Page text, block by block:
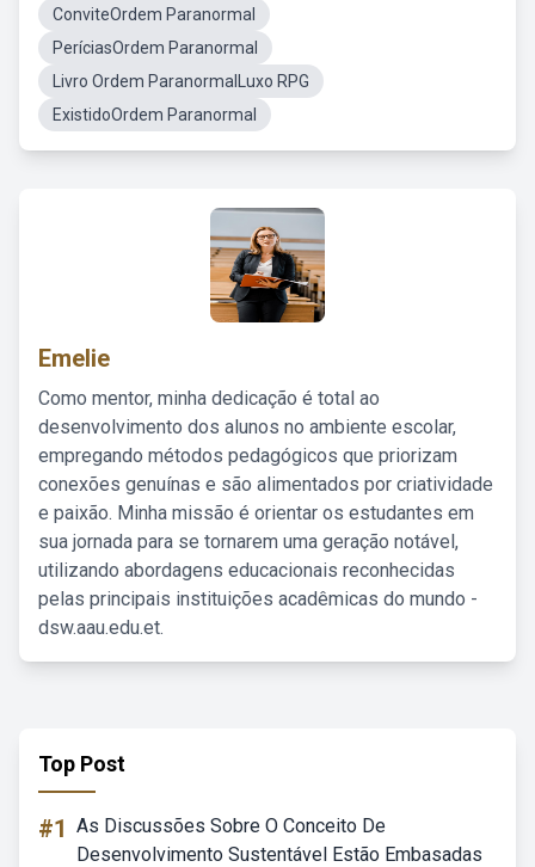
ConviteOrdem Paranormal
PeríciasOrdem Paranormal
Livro Ordem ParanormalLuxo RPG
ExistidoOrdem Paranormal
Emelie
Como mentor, minha dedicação é total ao
desenvolvimento dos alunos no ambiente escolar,
empregando métodos pedagógicos que priorizam
conexões genuínas e são alimentados por criatividade
e paixão. Minha missão é orientar os estudantes em
sua jornada para se tornarem uma geração notável,
utilizando abordagens educacionais reconhecidas
pelas principais instituições acadêmicas do mundo -
dsw.aau.edu.et.
Top Post
#1 As Discussões Sobre O Conceito De
Desenvolvimento Sustentável Estão Embasadas